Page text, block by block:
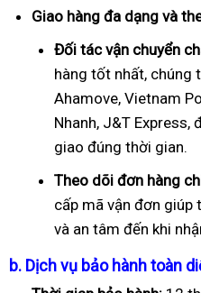
Giao hàng đa dạng và
Đối tác vận chuyển
hàng tốt nhất, chúng
Ahamove, Vietnam
Nhanh, J&T Express,
giao đúng thời gian.
Theo dõi đơn hàng
cấp mã vận đơn giúp
và an tâm đến khi
b. Dịch vụ bảo hành toàn